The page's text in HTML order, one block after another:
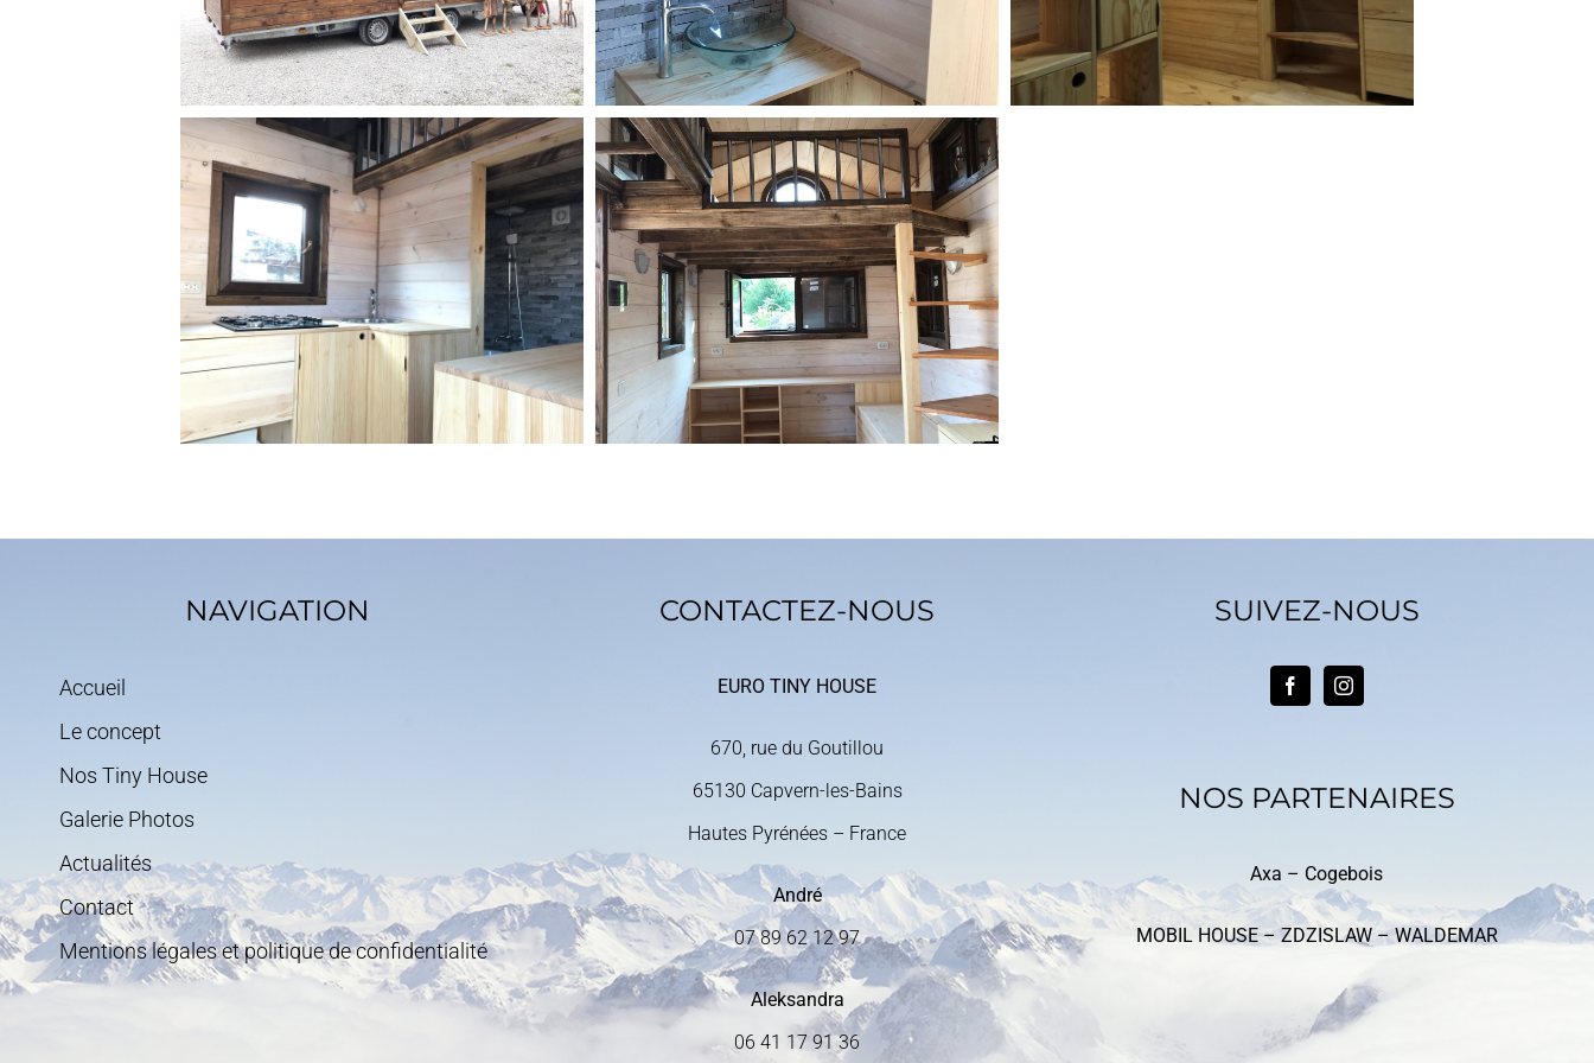
NAVIGATION
Accueil
Le concept
Nos Tiny House
Galerie Photos
Actualités
Contact
Mentions légales et politique de confidentialité
CONTACTEZ-NOUS
EURO TINY HOUSE
670, rue du Goutillou
65130 Capvern-les-Bains
Hautes Pyrénées – France
André
07 89 62 12 97
Aleksandra
06 41 17 91 36
SUIVEZ-NOUS
NOS PARTENAIRES
Axa – Cogebois
MOBIL HOUSE – ZDZISLAW – WALDEMAR